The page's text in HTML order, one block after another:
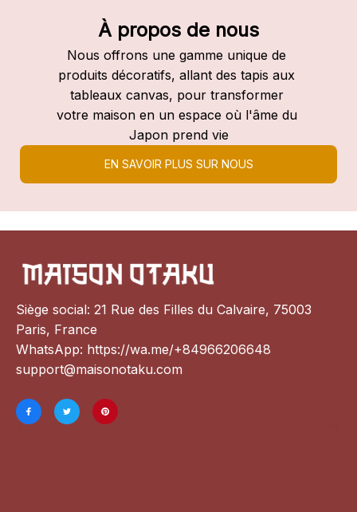
À propos de nous
Nous offrons une gamme unique de
produits décoratifs, allant des tapis aux
tableaux canvas, pour transformer
votre maison en un espace où l'âme du
Japon prend vie
EN SAVOIR PLUS SUR NOUS
Siège social: 21 Rue des Filles du Calvaire, 75003
Paris, France
WhatsApp: https://wa.me/+84966206648
support@maisonotaku.com